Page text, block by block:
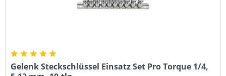
Gelenk Steckschlüssel Einsatz Set Pro Torque 1/4,